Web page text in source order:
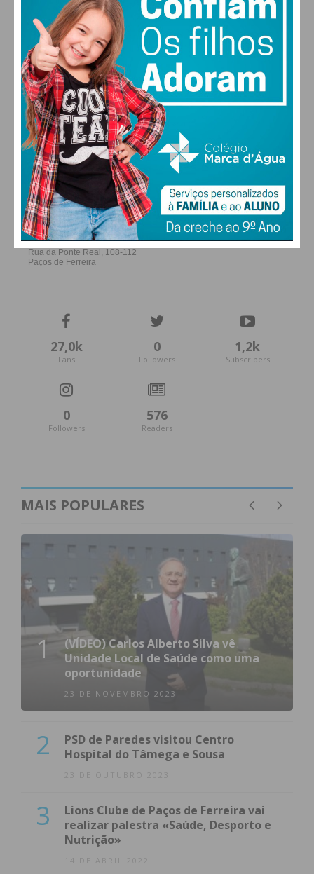
Imediato
Assine nossa newsletter por e-mail e
obtenha de forma regular a informação
atualizada.
Eu li e concordo com os
condições
ALTERAR
FARMACIAS DE SERVIÇO EM PAÇOS DE
FERREIRA
27,0k
Fans
0
Followers
1,2k
Subscribers
0
Followers
576
Readers
MAIS POPULARES
1
(VÍDEO) Carlos Alberto Silva vê
Unidade Local de Saúde como uma
oportunidade
23 DE NOVEMBRO 2023
2
PSD de Paredes visitou Centro
Hospital do Tâmega e Sousa
23 DE OUTUBRO 2023
3
Lions Clube de Paços de Ferreira vai
realizar palestra «Saúde, Desporto e
Nutrição»
14 DE ABRIL 2022